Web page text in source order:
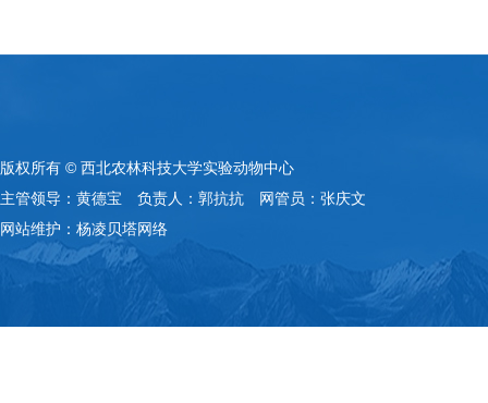
版权所有 © 西北农林科技大学实验动物中心
主管领导：黄德宝 负责人：郭抗抗 网管员：张庆文
网站维护：杨凌贝塔网络